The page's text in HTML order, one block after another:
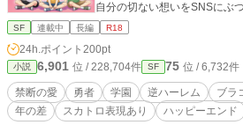
自分の切ない想いをSNSにぶつ
なの重要じゃないって思うか
満点取れちゃう天才なのは事
私たちでいることって本当に苦
街や国、あるいは世界全体……
ちの乙女の輝き」が悪に脅か
ック・セント」に変身するし
SF 連載中 長編 R18
24h.ポイント 200pt
小説 6,901 位 / 228,704件 SF 75 位 / 6,732件
禁断の愛 勇者 学園 逆ハーレム ブラ
年の差
スカトロ表現あり ハッピーエンド